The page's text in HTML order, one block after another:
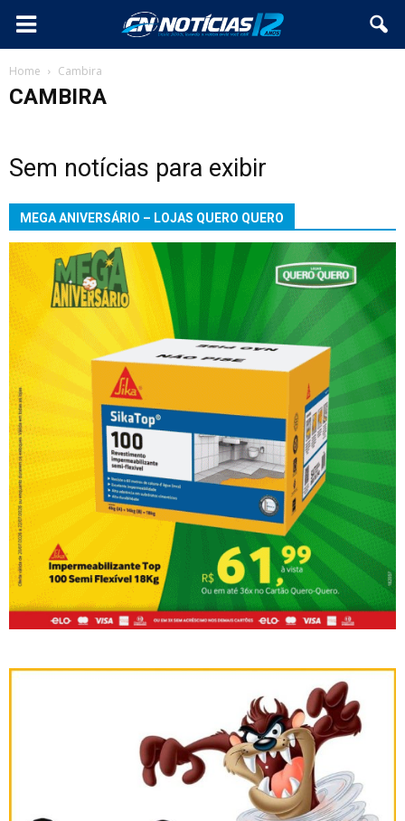
Home Cambira
CAMBIRA
Sem notícias para exibir
MEGA ANIVERSÁRIO – LOJAS QUERO QUERO